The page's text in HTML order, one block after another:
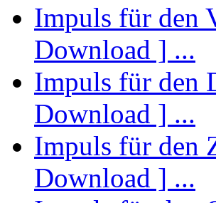
Impuls für den
Download ] ...
Impuls für den
Download ] ...
Impuls für den
Download ] ...